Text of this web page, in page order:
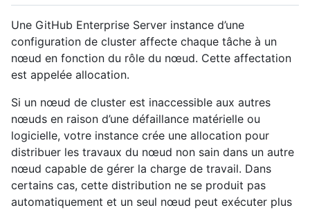
Une GitHub Enterprise Server instance d’une
configuration de cluster affecte chaque tâche à un
nœud en fonction du rôle du nœud. Cette affectation
est appelée allocation.
Si un nœud de cluster est inaccessible aux autres
nœuds en raison d’une défaillance matérielle ou
logicielle, votre instance crée une allocation pour
distribuer les travaux du nœud non sain dans un autre
nœud capable de gérer la charge de travail. Dans
certains cas, cette distribution ne se produit pas
automatiquement et un seul nœud peut exécuter plus